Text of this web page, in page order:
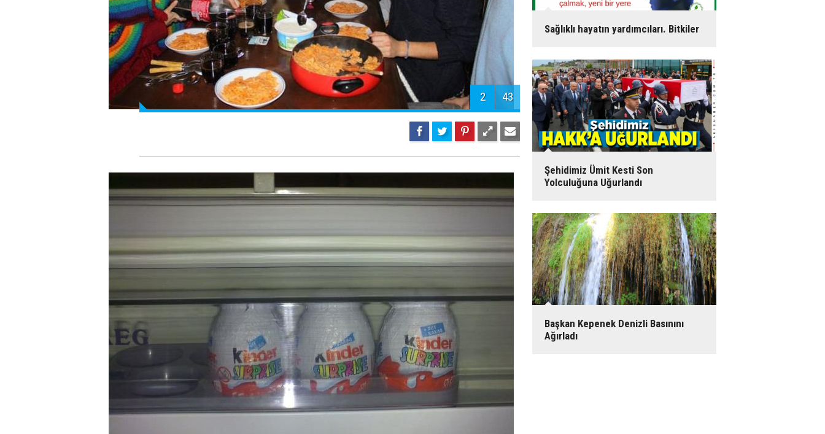
2 43
Sağlıklı hayatın yardımcıları. Bitkiler
Şehidimiz Ümit Kesti Son
Yolculuğuna Uğurlandı
Başkan Kepenek Denizli Basınını
Ağırladı